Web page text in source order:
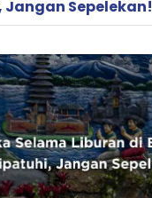
Sepelekan!